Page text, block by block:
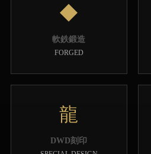
◆
軟鉄鍛造
FORGED
龍
DWD刻印